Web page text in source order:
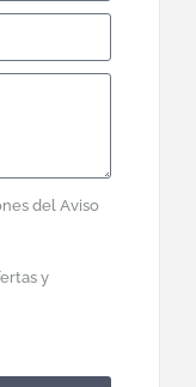
del Aviso
y